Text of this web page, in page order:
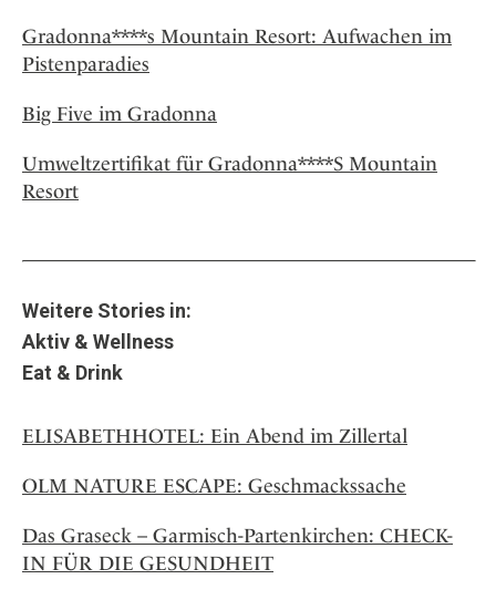
Gradonna****s Mountain Resort: Aufwachen im
Pistenparadies
Big Five im Gradonna
Umweltzertifikat für Gradonna****S Mountain
Resort
Weitere Stories in:
Aktiv & Wellness
Eat & Drink
ELISABETHHOTEL: Ein Abend im Zillertal
OLM NATURE ESCAPE: Geschmackssache
Das Graseck – Garmisch-Partenkirchen: CHECK-
IN FÜR DIE GESUNDHEIT